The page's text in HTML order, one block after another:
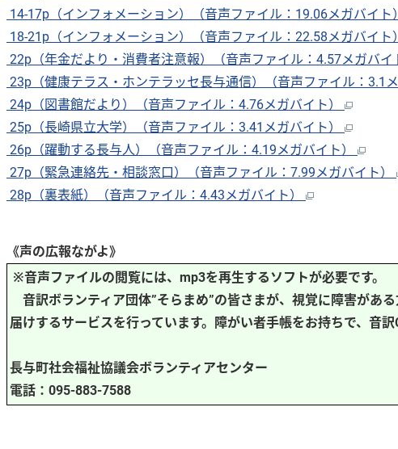
14-17p（インフォメーション）（音声ファイル：19.06メガバイト
18-21p（インフォメーション）（音声ファイル：22.58メガバイト
22p（年金だより・消費者注意報）（音声ファイル：4.57メガバイ
23p（健康テラス・ホンテラッセ長与通信）（音声ファイル：3.1
24p（図書館だより）（音声ファイル：4.76メガバイト）
25p（長崎県立大学）（音声ファイル：3.41メガバイト）
26p（躍動する長与人）（音声ファイル：4.19メガバイト）
27p（緊急連絡先・相談窓口）（音声ファイル：7.99メガバイト）
28p（裏表紙）（音声ファイル：4.43メガバイト）
《声の広報ながよ》
※音声ファイルの閲覧には、mp3を再生するソフトが必要です。
音訳ボランティア団体”そらまめ”の皆さまが、視覚に障害があ
届けするサービスを行っています。障がい者手帳をお持ちで、音
長与町社会福祉協議会ボランティアセンター
電話：095-883-7588